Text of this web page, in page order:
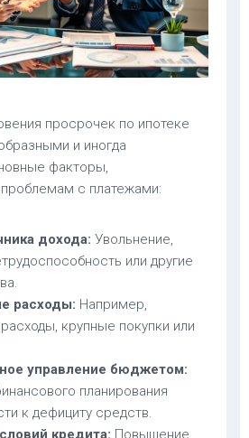
просрочек по ипотеке
и иногда
факторы,
с платежами:
дохода: Увольнение,
или другие
расходы: Например,
крупные покупки или
управление бюджетом:
планирования
к дефициту средств.
кредита: Повышение